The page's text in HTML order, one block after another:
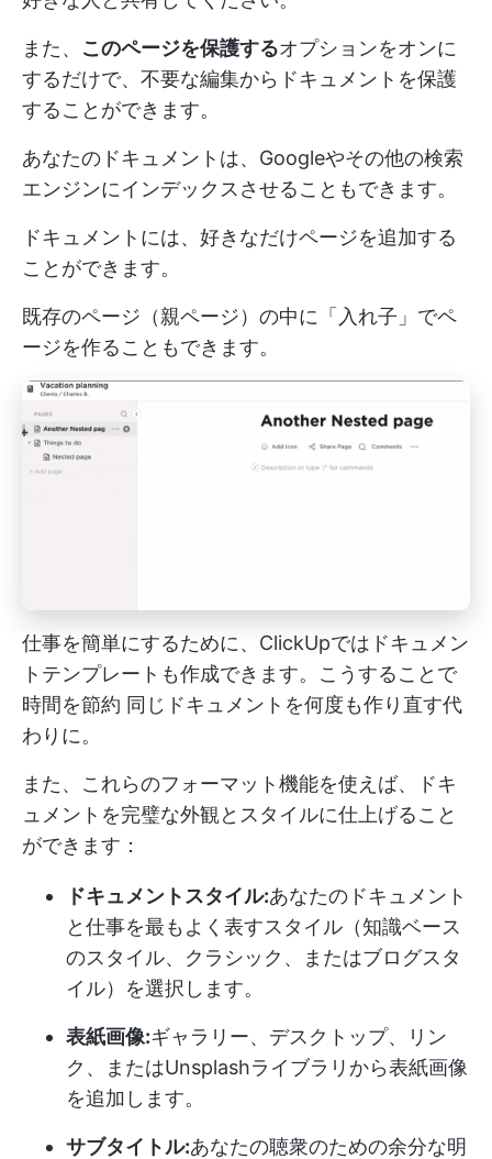
また、 このページを保護するオプションをオンに
するだけで、不要な編集からドキュメントを保護
することができます。
あなたのドキュメントは、Googleやその他の検索
エンジンにインデックスさせることもできます。
ドキュメントには、好きなだけページを追加する
ことができます。
既存のページ（親ページ）の中に「入れ子」でペ
ージを作ることもできます。
仕事を簡単にするために、ClickUpではドキュメン
トテンプレートも作成できます。こうすることで
時間を節約 同じドキュメントを何度も作り直す代
わりに。
また、これらのフォーマット機能を使えば、ドキ
ュメントを完璧な外観とスタイルに仕上げること
ができます：
ドキュメントスタイル:あなたのドキュメント
と仕事を最もよく表すスタイル（知識ベース
のスタイル、クラシック、またはブログスタ
イル）を選択します。
表紙画像:ギャラリー、デスクトップ、リン
ク、またはUnsplashライブラリから表紙画像
を追加します。
サブタイトル:あなたの聴衆のための余分な明